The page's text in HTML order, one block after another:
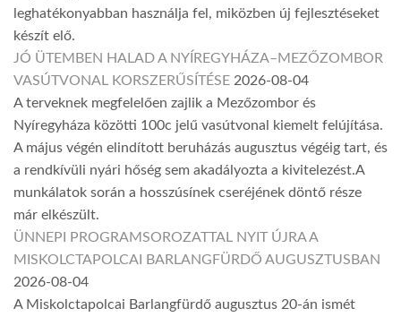
leghatékonyabban használja fel, miközben új fejlesztéseket
készít elő.
JÓ ÜTEMBEN HALAD A NYÍREGYHÁZA–MEZŐZOMBOR
VASÚTVONAL KORSZERŰSÍTÉSE 2026-08-04
A terveknek megfelelően zajlik a Mezőzombor és
Nyíregyháza közötti 100c jelű vasútvonal kiemelt felújítása.
A május végén elindított beruházás augusztus végéig tart, és
a rendkívüli nyári hőség sem akadályozta a kivitelezést.A
munkálatok során a hosszúsínek cseréjének döntő része
már elkészült.
ÜNNEPI PROGRAMSOROZATTAL NYIT ÚJRA A
MISKOLCTAPOLCAI BARLANGFÜRDŐ AUGUSZTUSBAN
2026-08-04
A Miskolctapolcai Barlangfürdő augusztus 20-án ismét